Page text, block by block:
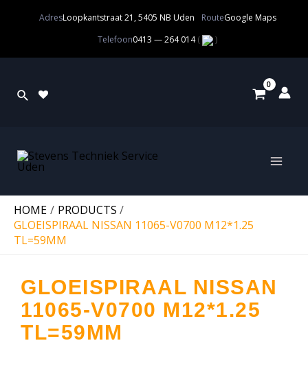
AdresLoopkantstraat 21, 5405 NB Uden RouteGoogle Maps
Telefoon0413 — 264 014( )
HOME
PRODUCTS
GLOEISPIRAAL NISSAN 11065-V0700 M12*1.25
TL=59MM
GLOEISPIRAAL NISSAN
11065-V0700 M12*1.25
TL=59MM